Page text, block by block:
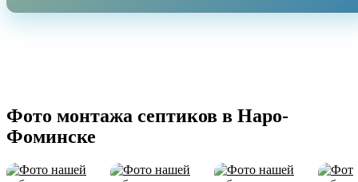
Фото монтажа септиков в Наро-
Фоминске